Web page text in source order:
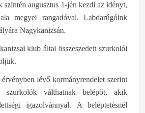
szintén augusztus 1-jén kezdi az idényt,
megyei rangadóval. Labdarúgóink
Nagykanizsán.
klub által összeszedett szurkolói
lévő kormányrendelet szerint
válthatnak belépőt, akik
igazolvánnyal. A beléptetésnél